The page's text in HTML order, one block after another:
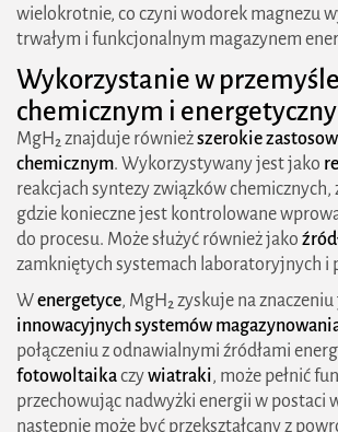
wielokrotnie, co czyni wodorek magnezu
trwałym i funkcjonalnym magazynem
Wykorzystanie w przemyśle
chemicznym i
MgH₂ znajduje równieższerokie
chemicznym. Wykorzystywany jest jako
reakcjach syntezy związków chemicznych,
gdzie konieczne jest kontrolowane
do procesu. Może służyć również jako
zamkniętych systemach laboratoryjnych i
Wenergetyce, MgH₂ zyskuje na
innowacyjnych systemów
połączeniu z odnawialnymi źródłami
fotowoltaikaczywiatraki, może pełnić
przechowując nadwyżki energii w postaci
następnie może być przekształcany z